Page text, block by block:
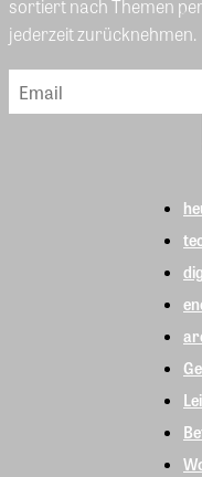
sortiert nach Themen
jederzeit zurücknehmen.